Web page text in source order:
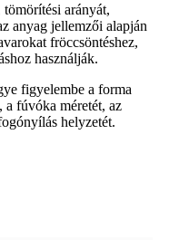
tömörítési arányát,
anyag jellemzői alapján
fröccsöntéshez,
használják.
figyelembe a forma
a fúvóka méretét, az
helyzetét.